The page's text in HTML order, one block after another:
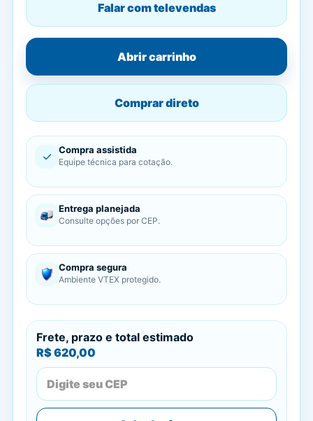
Falar com televendas
Abrir carrinho
Comprar direto
✓ Compra assistida
Equipe técnica para cotação.
Entrega planejada
Consulte opções por CEP.
Compra segura
Ambiente VTEX protegido.
Frete, prazo e total estimado
R$ 620,00